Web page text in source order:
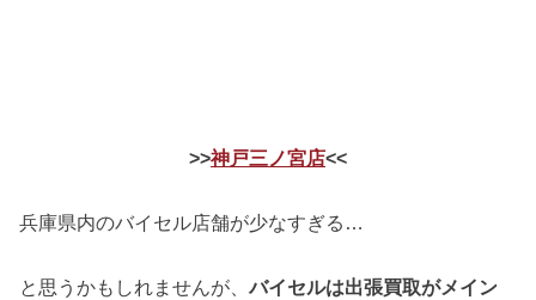
>>神戸三ノ宮店<<
兵庫県内のバイセル店舗が少なすぎる…
と思うかもしれませんが、バイセルは出張買取がメイン